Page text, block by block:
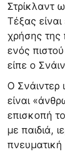
Στρίκλαντ
Τέξας
χρήσης της
ενός
είπε ο
Ο Σνάιντερ
είναι
επισκοπή
με παιδιά,
πνευματική